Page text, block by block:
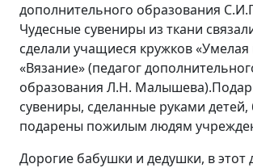
дополнительного образования
Чудесные сувениры из ткани
сделали учащиеся кружков «Умелая
«Вязание» (педагог
образования Л.Н.
сувениры, сделанные руками
подарены пожилым людям
Дорогие бабушки и дедушки, в этот